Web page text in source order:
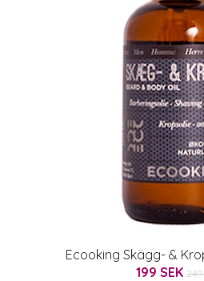
Ecooking Skägg- &
199 SEK 249